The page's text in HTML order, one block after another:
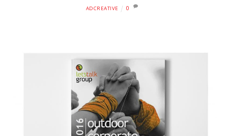
ADCREATIVE 0